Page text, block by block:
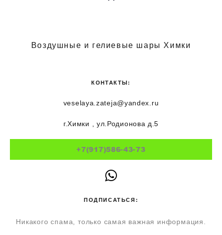
Воздушные и гелиевые шары Химки
КОНТАКТЫ:
veselaya.zateja@yandex.ru
г.Химки , ул.Родионова д.5
+7(917)586-43-73
ПОДПИСАТЬСЯ:
Никакого спама, только самая важная информация.